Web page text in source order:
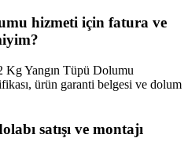
hizmeti için fatura ve
Yangın Tüpü Dolumu
ürün garanti belgesi ve dolum
satışı ve montajı